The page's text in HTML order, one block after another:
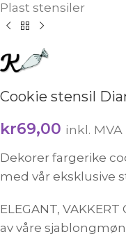
Plast stensiler
Cookie stensil
kr69,00 inkl. MVA
Dekorer fargerike
med vår eksklusive
ELEGANT,
av våre